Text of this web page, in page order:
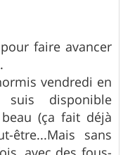
faire avancer
vendredi en
disponible
(ça fait déjà
être...Mais sans